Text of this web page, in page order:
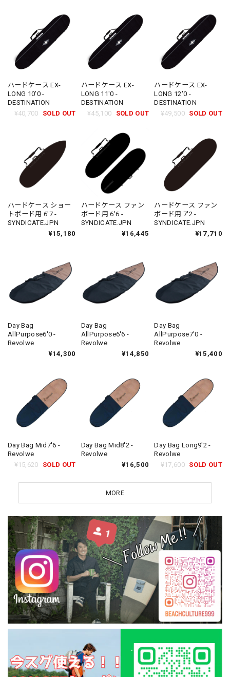
ハードケース EX-
LONG 10'0 -
DESTINATION
¥40,700
SOLD OUT
ハードケース EX-
LONG 11'0 -
DESTINATION
¥45,100
SOLD OUT
ハードケース EX-
LONG 12'0 -
DESTINATION
¥49,500 SOLD OUT
ハードケース ショー
トボード用 6'7 -
SYNDICATE.JPN
¥15,180
ハードケース ファン
ボード用 6'6 -
SYNDICATE.JPN
¥16,445
ハードケース ファン
ボード用 7'2 -
SYNDICATE.JPN
¥17,710
Day Bag
AllPurpose6'0 -
Revolwe
¥14,300
Day Bag
AllPurpose6'6 -
Revolwe
¥14,850
Day Bag
AllPurpose7'0 -
Revolwe
¥15,400
Day Bag Mid7'6 -
Revolwe
¥15,620
SOLD OUT
Day Bag Mid8'2 -
Revolwe
¥16,500
Day Bag Long9'2 -
Revolwe
¥17,600 SOLD OUT
MORE